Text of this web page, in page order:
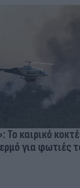
καιρικό
για φωτιές